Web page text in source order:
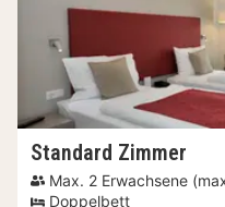
Standard Zimmer
Max. 2 Erwachsene
Doppelbett